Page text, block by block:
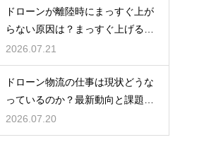
ドローンが離陸時にまっすぐ上が
らない原因は？まっすぐ上げるた
めのコツを解説
2026.07.21
ドローン物流の仕事は現状どうな
っているのか？最新動向と課題を
解説
2026.07.20